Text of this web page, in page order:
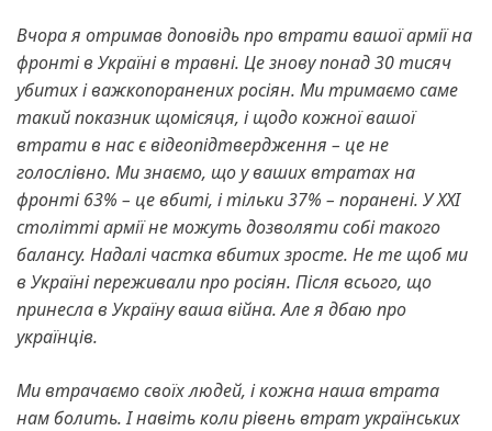
Вчора я отримав доповідь про втрати вашої армії на
фронті в Україні в травні. Це знову понад 30 тисяч
убитих і важкопоранених росіян. Ми тримаємо саме
такий показник щомісяця, і щодо кожної вашої
втрати в нас є відеопідтвердження – це не
голослівно. Ми знаємо, що у ваших втратах на
фронті 63% – це вбиті, і тільки 37% – поранені. У XXI
столітті армії не можуть дозволяти собі такого
балансу. Надалі частка вбитих зросте. Не те щоб ми
в Україні переживали про росіян. Після всього, що
принесла в Україну ваша війна.Але я дбаю про
українців.
Ми втрачаємо своїх людей, і кожна наша втрата
нам болить. І навіть коли рівень втрат українських